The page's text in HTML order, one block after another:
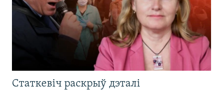
Статкевіч раскрыў дэталі